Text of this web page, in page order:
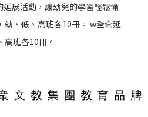
展活動，讓幼兒的學習輕鬆愉
幼、低、高班各10冊。 w全套延
班各10冊。